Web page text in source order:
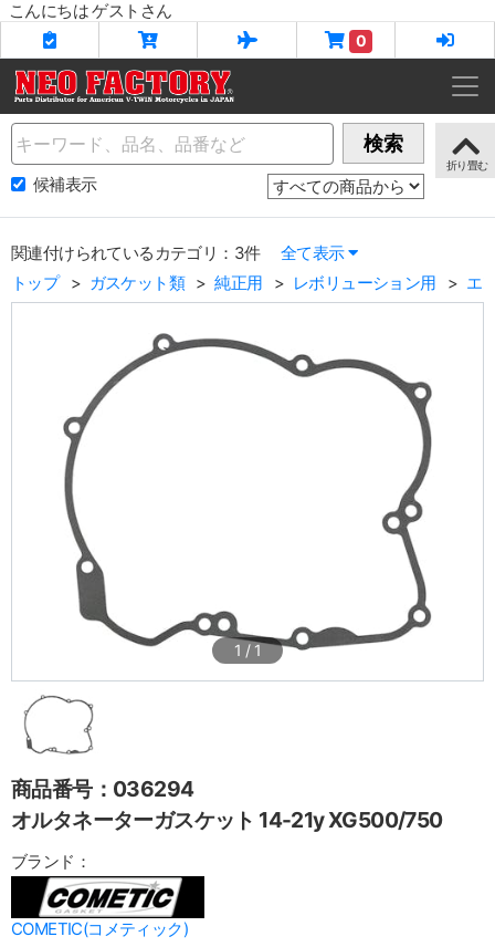
こんにちは ゲストさん
0
Name 検索
候補表示
関連付けられているカテゴリ：3件
全て表示
トップ
ガスケット類 純正用 レボリューション用 エ
1 / 1
商品番号：036294
オルタネーターガスケット 14-21y XG500/750
ブランド：
COMETIC(コメティック)